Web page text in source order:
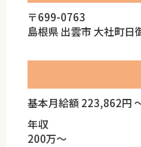
〒699-0763
島根県 出雲市 大社町日
基本月給額 223,862円
年収
200万～